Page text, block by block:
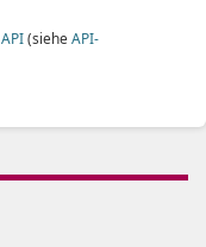
API(siehe API-